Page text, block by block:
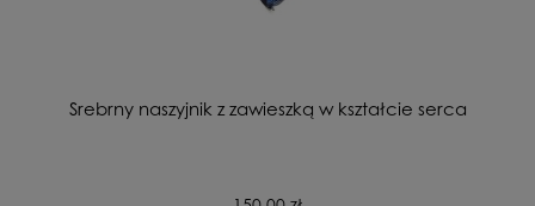
Srebrny naszyjnik z zawieszką w kształcie serca